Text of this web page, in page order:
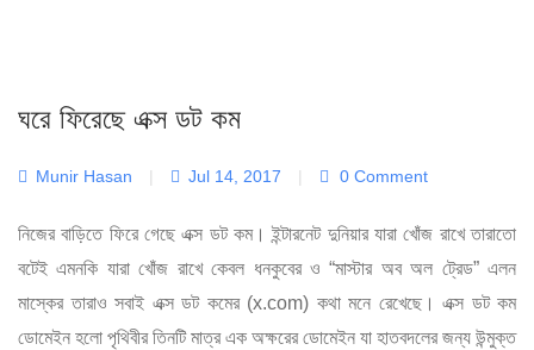
ঘরে ফিরেছে এক্স ডট কম
Munir Hasan | Jul 14, 2017 | 0 Comment
নিজের বাড়িতে ফিরে গেছে এক্স ডট কম। ইন্টারনেট দুনিয়ার যারা খোঁজ রাখে তারাতো
বটেই এমনকি যারা খোঁজ রাখে কেবল ধনকুবের ও “মাস্টার অব অল ট্রেড” এলন
মাস্কের তারাও সবাই এক্স ডট কমের (x.com) কথা মনে রেখেছে। এক্স ডট কম
ডোমেইন হলো পৃথিবীর তিনটি মাত্র এক অক্ষরের ডোমেইন যা হাতবদলের জন্য উন্মুক্ত